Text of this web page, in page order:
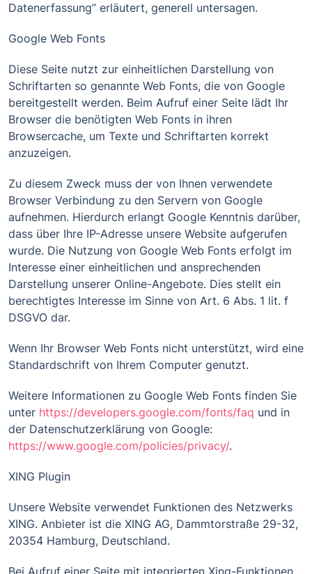
Datenerfassung” erläutert, generell untersagen.
Google Web Fonts
Diese Seite nutzt zur einheitlichen Darstellung von
Schriftarten so genannte Web Fonts, die von Google
bereitgestellt werden. Beim Aufruf einer Seite lädt Ihr
Browser die benötigten Web Fonts in ihren
Browsercache, um Texte und Schriftarten korrekt
anzuzeigen.
Zu diesem Zweck muss der von Ihnen verwendete
Browser Verbindung zu den Servern von Google
aufnehmen. Hierdurch erlangt Google Kenntnis darüber,
dass über Ihre IP-Adresse unsere Website aufgerufen
wurde. Die Nutzung von Google Web Fonts erfolgt im
Interesse einer einheitlichen und ansprechenden
Darstellung unserer Online-Angebote. Dies stellt ein
berechtigtes Interesse im Sinne von Art. 6 Abs. 1 lit. f
DSGVO dar.
Wenn Ihr Browser Web Fonts nicht unterstützt, wird eine
Standardschrift von Ihrem Computer genutzt.
Weitere Informationen zu Google Web Fonts finden Sie
unter https://developers.google.com/fonts/faq und in
der Datenschutzerklärung von Google:
https://www.google.com/policies/privacy/.
XING Plugin
Unsere Website verwendet Funktionen des Netzwerks
XING. Anbieter ist die XING AG, Dammtorstraße 29-32,
20354 Hamburg, Deutschland.
Bei Aufruf einer Seite mit integrierten Xing-Funktionen